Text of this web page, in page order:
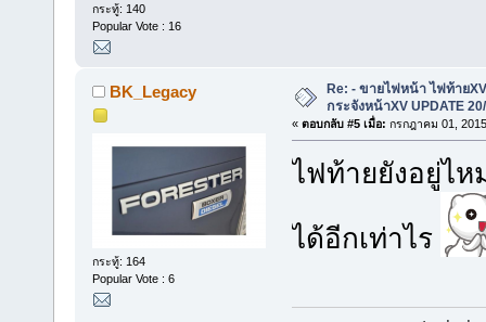
กระทู้: 140
Popular Vote : 16
BK_Legacy
กระทู้: 164
Popular Vote : 6
Re: - ขายไฟหน้า ไฟท้าย
กระจังหน้าXV UPDATE
« ตอบกลับ #5 เมื่อ: กรกฎาคม 01,
ไฟท้ายยังอยู่ไ
ได้อีกเท่าไร